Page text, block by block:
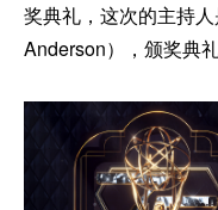
奖典礼，这次的主持
Anderson），颁奖典